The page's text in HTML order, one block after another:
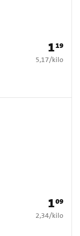
Prijs: €
119
€ 5,17 per kilo
5,17/kilo
Prijs: €
109
€ 2,34 per kilo
2,34/kilo